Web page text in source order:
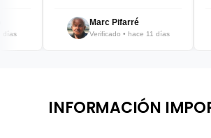
Marc Pifarré
Verificado • hace 11 días
INFORMACIÓN